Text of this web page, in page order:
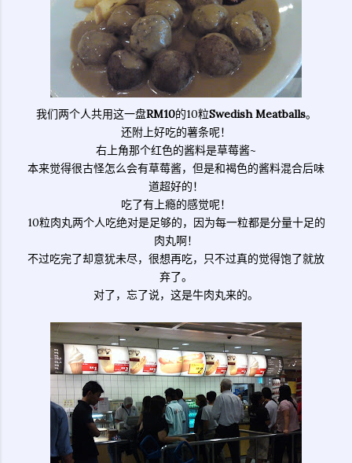
我们两个人共用这一盘RM10的10粒Swedish Meatballs。
还附上好吃的薯条呢！
右上角那个红色的酱料是草莓酱~
本来觉得很古怪怎么会有草莓酱，但是和褐色的酱料混合后味
道超好的！
吃了有上瘾的感觉呢！
10粒肉丸两个人吃绝对是足够的，因为每一粒都是分量十足的
肉丸啊！
不过吃完了却意犹未尽，很想再吃，只不过真的觉得饱了就放
弃了。
对了，忘了说，这是牛肉丸来的。